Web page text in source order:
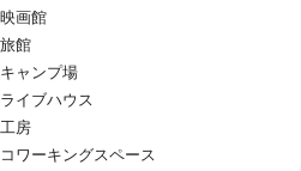
映画館
旅館
キャンプ場
ライブハウス
工房
コワーキングスペース